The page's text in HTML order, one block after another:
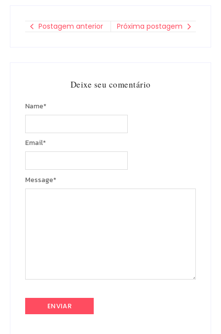
Postagem anterior Próxima postagem
Deixe seu comentário
Message*
Name*
Email*